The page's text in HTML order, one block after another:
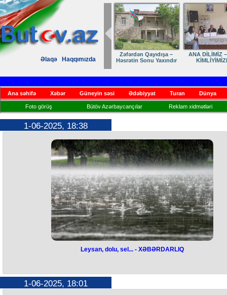
Əlaqə Haqqımızda
Zəfərdən Qayıdışa –
Həsrətin Sonu Yaxındır
ANA DİLİMİZ
Ana səhifə Xəbər Güneyin səsi Ədəbiyyat Turan Dünya
Foto görüş Bütöv Azərbaycançılar Reklam xidmətləri
1-06-2025, 18:38
XƏBƏRDARLIQ
Leysan, dolu, sel... - XƏBƏRDARLIQ
1-06-2025, 18:01